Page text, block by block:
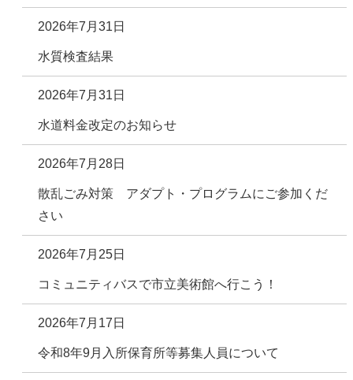
2026年7月31日
水質検査結果
2026年7月31日
水道料金改定のお知らせ
2026年7月28日
散乱ごみ対策 アダプト・プログラムにご参加くだ
さい
2026年7月25日
コミュニティバスで市立美術館へ行こう！
2026年7月17日
令和8年9月入所保育所等募集人員について